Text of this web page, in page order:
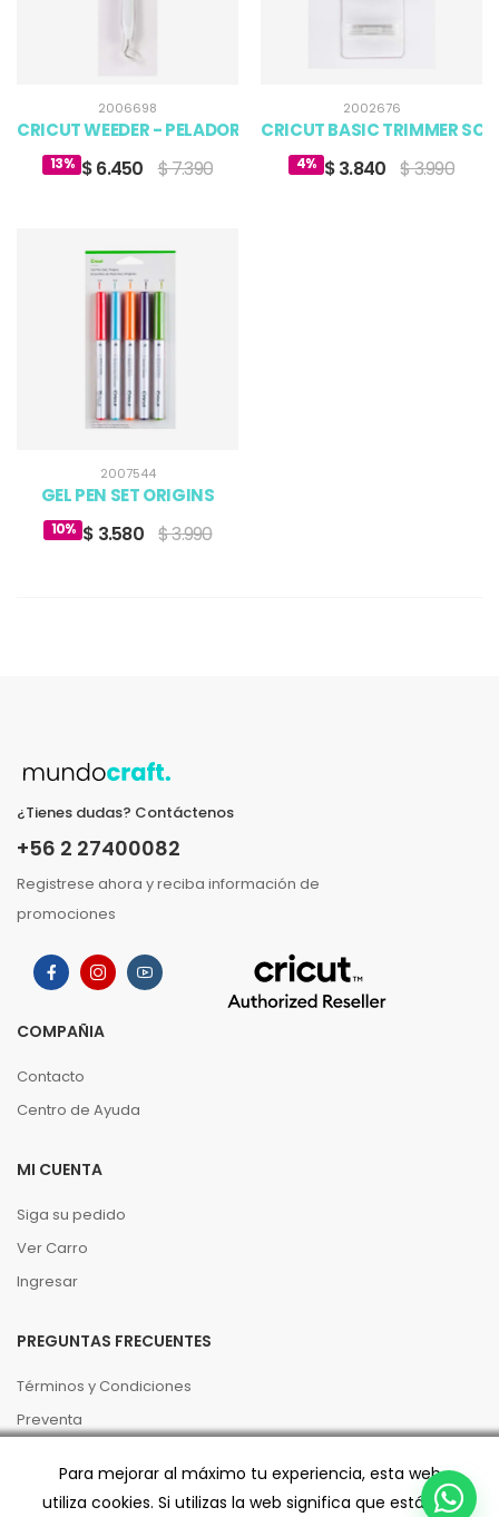
2006698
CRICUT WEEDER - PELADOR - GANCHO ROSADO
13% $ 6.450 $ 7.390
2002676
CRICUT BASIC TRIMMER
4% $ 3.840 $ 3.990
2007544
GEL PEN SET ORIGINS
10% $ 3.580 $ 3.990
¿Tienes dudas? Contáctenos
+56 2 27400082
Registrese ahora y reciba información de
promociones
COMPAÑIA
Contacto
Centro de Ayuda
MI CUENTA
Siga su pedido
Ver Carro
Ingresar
PREGUNTAS FRECUENTES
Términos y Condiciones
Preventa
Código de buenas prácticas
Para mejorar al máximo tu experiencia, esta web
utiliza cookies. Si utilizas la web significa que estás de